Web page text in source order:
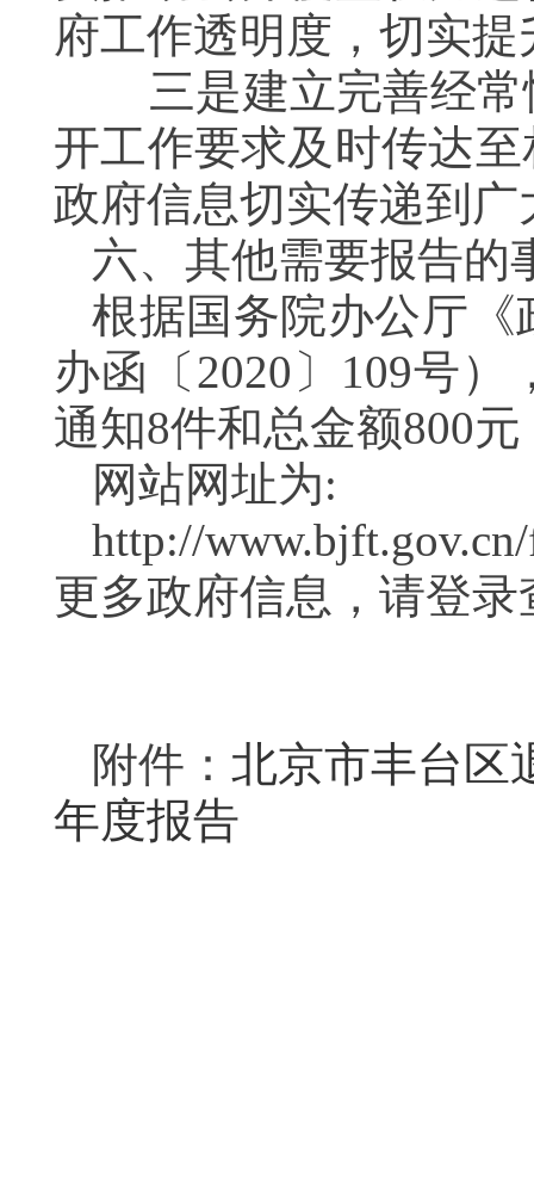
府工作透明度，切实
三是建立完善经常
开工作要求及时传达
政府信息切实传递到
六、其他需要报告的
根据国务院办公厅
办函〔2020〕109号
通知8件和总金额800
网站网址为:
http://
更多政府信息，请登录
附件： 北京市丰台区
年度报告